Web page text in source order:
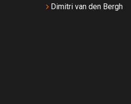
Dimitri van den Bergh